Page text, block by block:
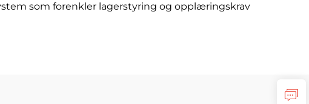
som forenkler lagerstyring og opplæringskrav